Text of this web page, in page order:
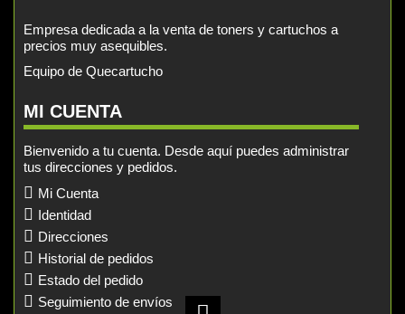
Empresa dedicada a la venta de toners y cartuchos a
precios muy asequibles.
Equipo de Quecartucho
MI CUENTA
Bienvenido a tu cuenta. Desde aquí puedes administrar
tus direcciones y pedidos.
Mi Cuenta
Identidad
Direcciones
Historial de pedidos
Estado del pedido
Seguimiento de envíos